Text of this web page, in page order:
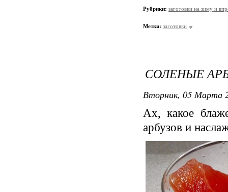
Рубрики: заготовки на зиму и
Метки: заготовки
СОЛЕНЫЕ
Вторник, 05 Марта
Ах, какое
арбузов и